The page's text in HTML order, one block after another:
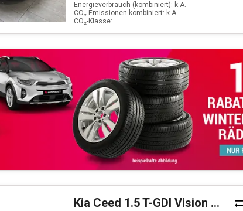
Energieverbrauch (kombiniert): k.A.
CO₂-Emissionen kombiniert: k.A.
CO₂-Klasse:
Kia Ceed 1.5 T-GDI Vision (EURO 6d)